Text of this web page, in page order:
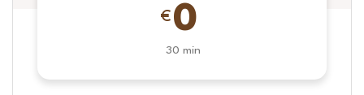
€ 0
30 min